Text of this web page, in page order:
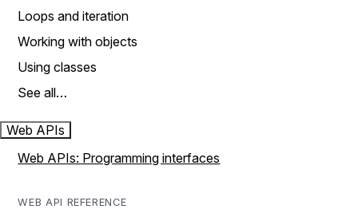
Loops and iteration
Working with objects
Using classes
See all…
Web APIs
Web APIs: Programming interfaces
WEB API REFERENCE